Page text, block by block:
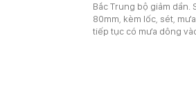
Bắc Trung bộ giảm dần.
80mm, kèm lốc, sét,
tiếp tục có mưa dông